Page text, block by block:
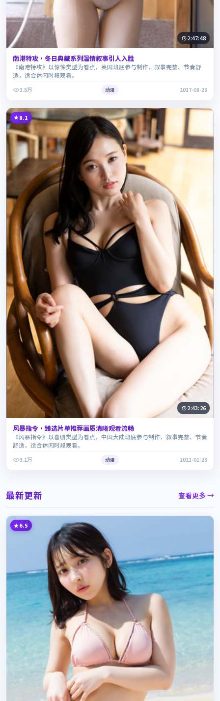
2:47:48
南港特攻·冬日典藏系列温情叙事引人入胜
《南港特攻》以惊悚类型为看点，英国班底参与制作，叙事完整、节奏舒
适，适合休闲时段观看。
3.5万
动漫 2017-08-28
8.1
2:43:26
风暴指令·臻选片单推荐画质清晰观看流畅
《风暴指令》以喜剧类型为看点，中国大陆班底参与制作，叙事完整、节奏
舒适，适合休闲时段观看。
3.1万
动漫 2021-01-28
最新更新 查看更多 →
6.5